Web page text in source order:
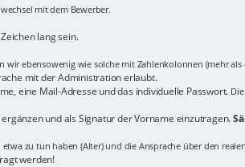
mit dem Bewerber.
lang sein.
ebensowenig wie solche mit Zahlenkolonnen (mehr als
mit der Administration erlaubt.
eine Mail-Adresse und das individuelle Passwort.
und als Signatur der Vorname einzutragen.
zu tun haben (Alter) und die Ansprache über den
werden!